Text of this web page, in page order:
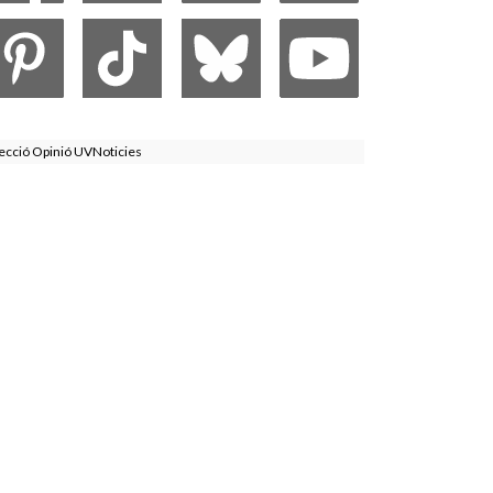
Opinió UVNoticies